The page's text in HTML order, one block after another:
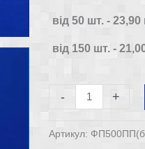
від 50 шт. -23,90
від 150 шт. -
-
Салон
+
Артикул: